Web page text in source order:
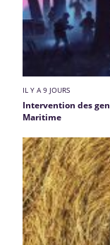
IL Y A 9 JOURS
Intervention des
Maritime